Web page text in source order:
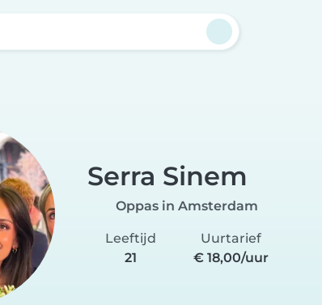
Serra Sinem
Oppas in Amsterdam
Leeftijd
21
Uurtarief
€ 18,00/uur